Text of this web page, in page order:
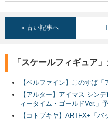
« 古い記事へ
「スケールフィギュア
【ベルファイン】このすば
【アルター】アイマス シン
ィータイム・ゴールドVer.」
【コトブキヤ】ARTFX+「